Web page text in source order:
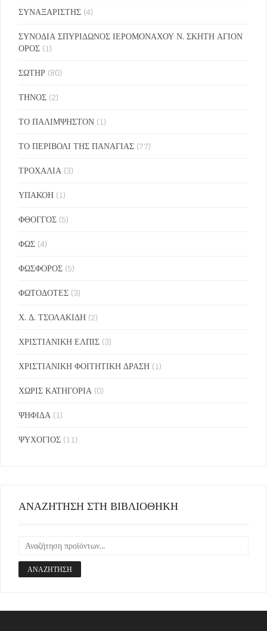
ΣΥΝΑΞΑΡΙΣΤΗΣ (4)
ΣΥΝΟΔΙΑ ΣΠΥΡΙΔΩΝΟΣ ΙΕΡΟΜΟΝΑΧΟΥ Ν. ΣΚΗΤΗ ΑΓΙΟΝ
ΟΡΟΣ (1)
ΣΩΤΗΡ (80)
ΤΗΝΟΣ (2)
ΤΟ ΠΑΛΙΜΨΗΣΤΟΝ (1)
ΤΟ ΠΕΡΙΒΟΛΙ ΤΗΣ ΠΑΝΑΓΙΑΣ (77)
ΤΡΟΧΑΛΙΑ (3)
ΥΠΑΚΟΗ (1)
ΦΘΟΓΓΟΣ (5)
ΦΩΣ (4)
ΦΩΣΦΟΡΟΣ (5)
ΦΩΤΟΔΟΤΕΣ (3)
Χ. Δ. ΤΣΟΛΑΚΙΔΗ (2)
ΧΡΙΣΤΙΑΝΙΚΗ ΕΛΠΙΣ (3)
ΧΡΙΣΤΙΑΝΙΚΗ ΦΟΙΤΗΤΙΚΗ ΔΡΑΣΗ (1)
ΧΩΡΙΣ ΚΑΤΗΓΟΡΙΑ (0)
ΨΗΦΙΔΑ (1)
ΨΥΧΟΓΙΟΣ (11)
ΑΝΑΖΗΤΗΣΗ ΣΤΗ ΒΙΒΛΙΟΘΗΚΗ
ΑΝΑΖΉΤΗΣΗ